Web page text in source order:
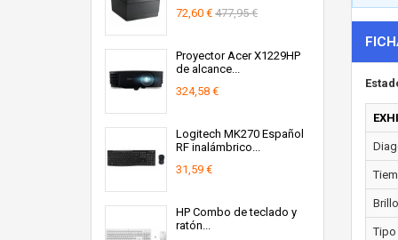
72,60 € 477,95 €
Proyector Acer X1229HP
de alcance...
324,58 €
Logitech MK270 Español
RF inalámbrico...
31,59 €
HP Combo de teclado y
ratón...
Tipo